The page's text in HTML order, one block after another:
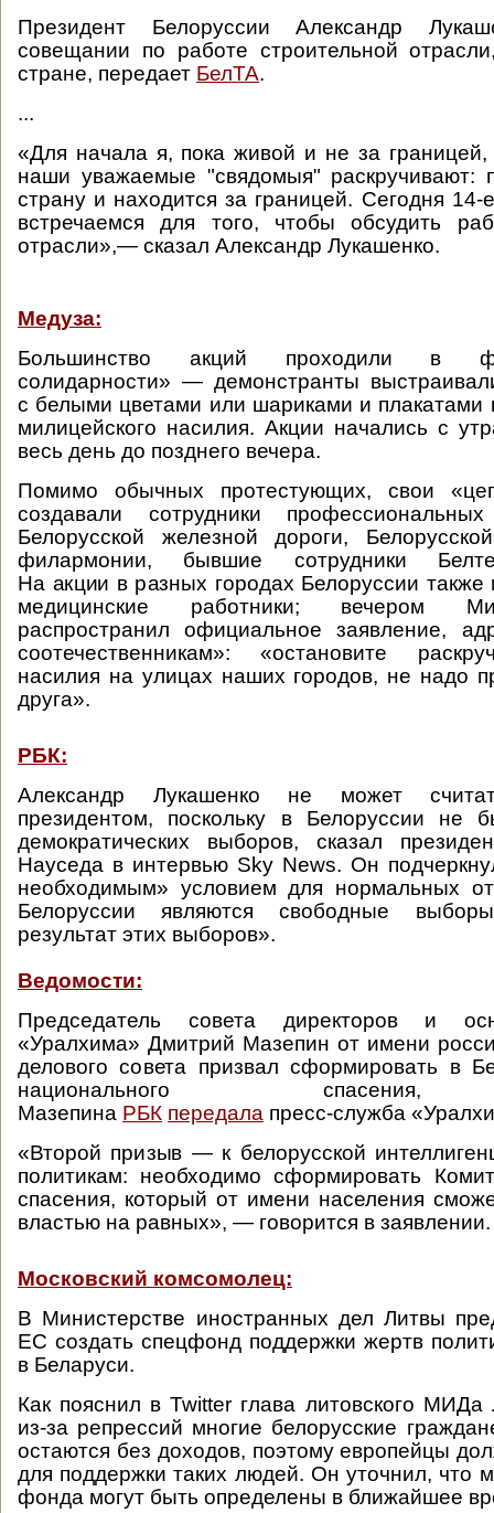
Президент Белоруссии Александр
совещании по работе строительной
стране, передает БелТА.
...
«Для начала я, пока живой и не за границей,
наши уважаемые "свядомыя" раскручивают:
страну и находится за границей. Сегодня
встречаемся для того, чтобы обсудить
отрасли»,— сказал Александр Лукашенко.
Медуза:
Большинство акций проходили в
солидарности» — демонстранты
с белыми цветами или шариками и плакатами
милицейского насилия. Акции начались с
весь день до позднего вечера.
Помимо обычных протестующих, свои
создавали сотрудники
Белорусской железной дороги,
филармонии, бывшие сотрудники
На акции в разных городах Белоруссии
медицинские работники; вечером
распространил официальное заявление,
соотечественникам»: «остановите
насилия на улицах наших городов, не надо
друга».
РБК:
Александр Лукашенко не может
президентом, поскольку в Белоруссии не
демократических выборов, сказал
Науседа в интервью Sky News. Он
необходимым» условием для нормальных
Белоруссии являются свободные
результат этих выборов».
Ведомости:
Председатель совета директоров и
«Уралхима» Дмитрий Мазепин от имени
делового совета призвал сформировать в
национального спасения,
Мазепина РБК передала пресс-служба
«Второй призыв — к белорусской
политикам: необходимо сформировать
спасения, который от имени населения
властью на равных», — говорится в заявлении.
Московский комсомолец:
В Министерстве иностранных дел Литвы
ЕС создать спецфонд поддержки жертв
в Беларуси.
Как пояснил в Twitter глава литовского МИДа
из-за репрессий многие белорусские
остаются без доходов, поэтому европейцы
для поддержки таких людей. Он уточнил, что
фонда могут быть определены в ближайшее